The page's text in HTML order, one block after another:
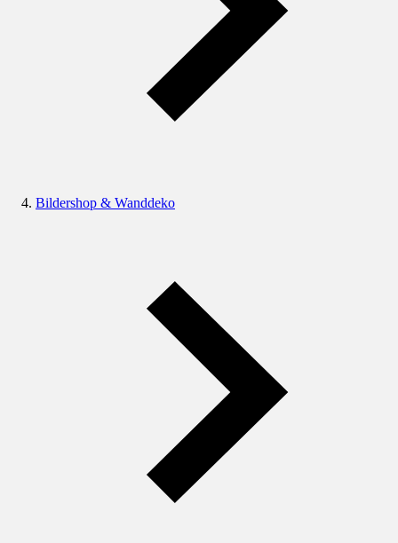
Bildershop & Wanddeko